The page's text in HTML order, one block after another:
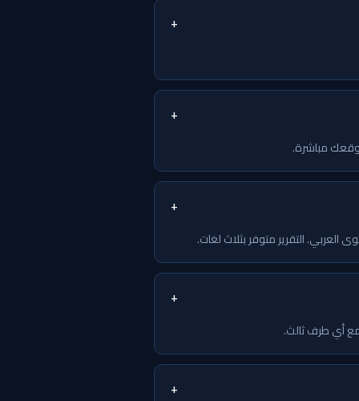
+
+
+
+
مع أي طرف ثالث.
+